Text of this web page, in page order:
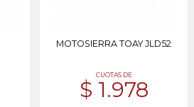
MOTOSIERRA TOAY JLD52
CUOTAS DE
$ 1.978